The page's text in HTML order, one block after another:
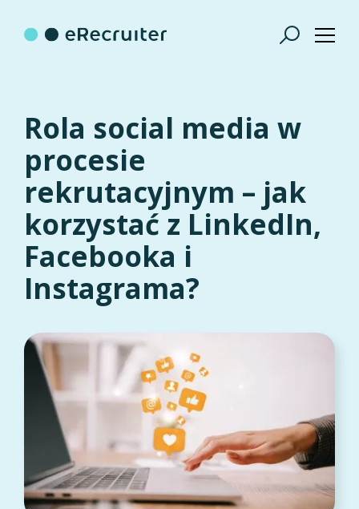
Rola social media w
procesie
rekrutacyjnym – jak
korzystać z LinkedIn,
Facebooka i
Instagrama?